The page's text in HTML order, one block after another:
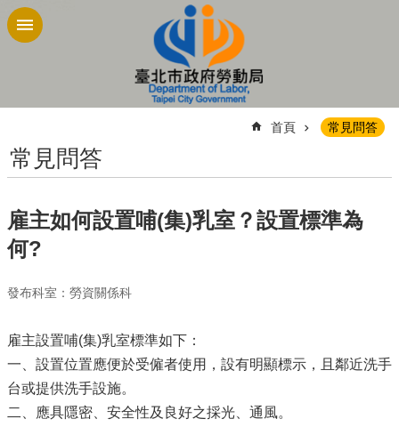
跳到主要內容區塊
首頁 常見問答
常見問答
雇主如何設置哺(集)乳室？設置標準為
何?
發布科室：勞資關係科
雇主設置哺(集)乳室標準如下：
一、設置位置應便於受僱者使用，設有明顯標示，且鄰近洗手
台或提供洗手設施。
二、應具隱密、安全性及良好之採光、通風。